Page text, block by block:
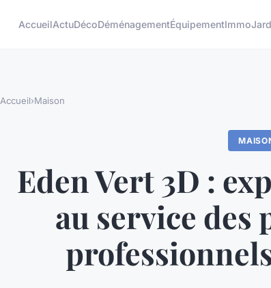
AccueilActuDécoDéménagementÉquipementImmo
Accueil›Maison
Eden Vert 3D :
au service